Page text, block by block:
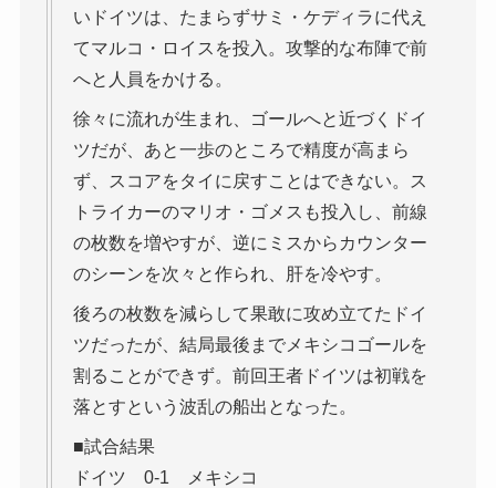
いドイツは、たまらずサミ・ケディラに代え
てマルコ・ロイスを投入。攻撃的な布陣で前
へと人員をかける。
徐々に流れが生まれ、ゴールへと近づくドイ
ツだが、あと一歩のところで精度が高まら
ず、スコアをタイに戻すことはできない。ス
トライカーのマリオ・ゴメスも投入し、前線
の枚数を増やすが、逆にミスからカウンター
のシーンを次々と作られ、肝を冷やす。
後ろの枚数を減らして果敢に攻め立てたドイ
ツだったが、結局最後までメキシコゴールを
割ることができず。前回王者ドイツは初戦を
落とすという波乱の船出となった。
■試合結果
ドイツ 0-1 メキシコ